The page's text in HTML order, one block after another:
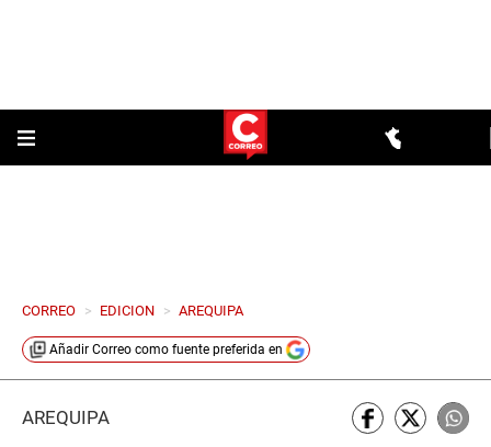
CORREO > EDICION > AREQUIPA
Añadir Correo como fuente preferida en
AREQUIPA